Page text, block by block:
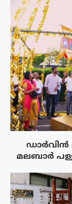
മലബാർ